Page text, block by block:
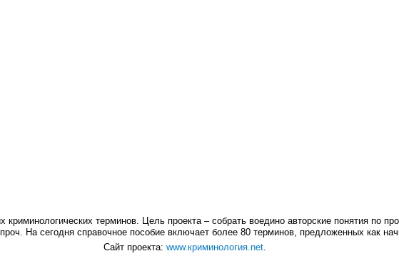
терминов. Цель проекта – собрать воедино авторские понятия по
На сегодня справочное пособие включает более 80 терминов, предложенных как
Сайт проекта: www.криминология.net.